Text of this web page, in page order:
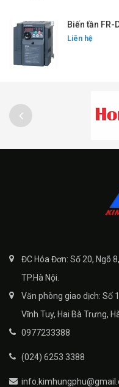
Biến tần FR-
Liên hệ
ĐC Hóa Đơn: Số 20, Ngõ
TP.Hà Nội.
Văn phòng giao dịch: Số
Vĩnh Tuy, Hai Bà Trưng,
0977233388
(024) 6253 3388